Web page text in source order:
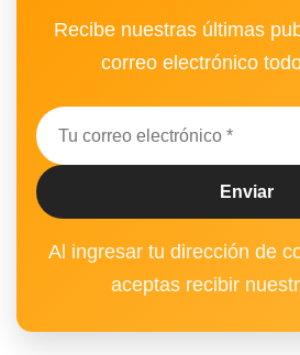
Recibe nuestras últimas
correo electrónico
Al ingresar tu dirección de
aceptas recibir